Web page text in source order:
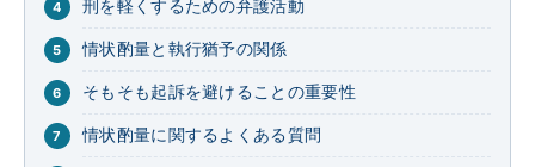
刑を軽くするための弁護活動
情状酌量と執行猶予の関係
そもそも起訴を避けることの重要性
情状酌量に関するよくある質問